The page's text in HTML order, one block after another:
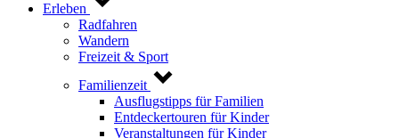
Erleben
Radfahren
Wandern
Freizeit & Sport
Familienzeit
Ausflugstipps für Familien
Entdeckertouren für Kinder
Veranstaltungen für Kinder